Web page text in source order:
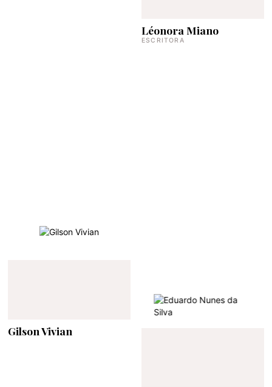
Léonora Miano
ESCRITORA
Gilson Vivian